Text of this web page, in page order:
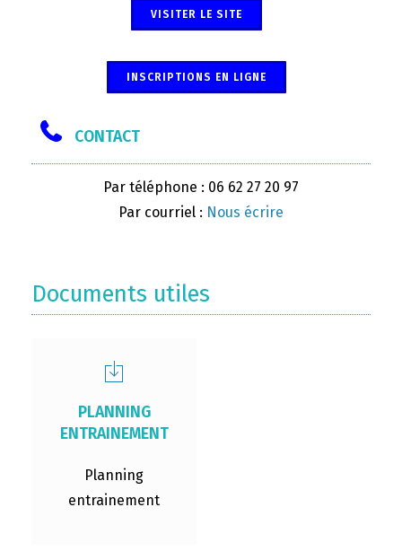
VISITER LE SITE
INSCRIPTIONS EN LIGNE
CONTACT
Par téléphone : 06 62 27 20 97
Par courriel : Nous écrire
Documents utiles
PLANNING
ENTRAINEMENT
Planning
entrainement